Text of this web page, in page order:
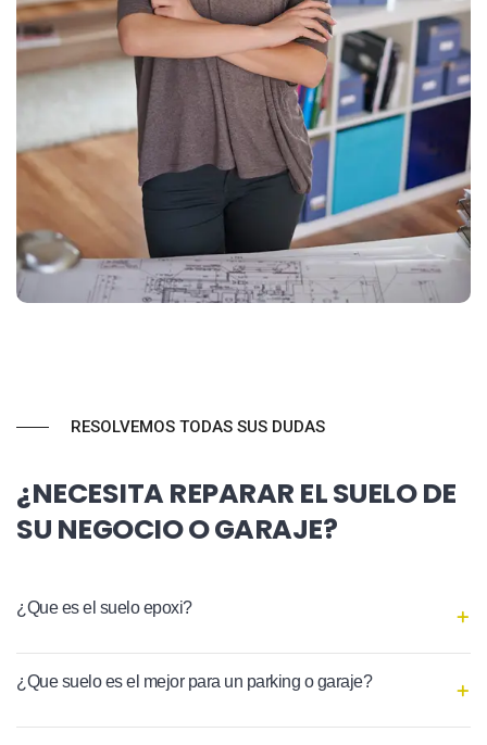
RESOLVEMOS TODAS SUS DUDAS
¿NECESITA REPARAR EL SUELO DE
SU NEGOCIO O GARAJE?
¿Que es el suelo epoxi?
¿Que suelo es el mejor para un parking o garaje?